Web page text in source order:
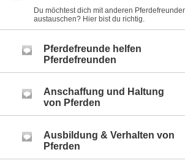
Du möchtest dich mit anderen
austauschen? Hier bist du richtig.
Pferdefreunde helfen
Pferdefreunden
Anschaffung und Haltung
von Pferden
Ausbildung & Verhalten von
Pferden